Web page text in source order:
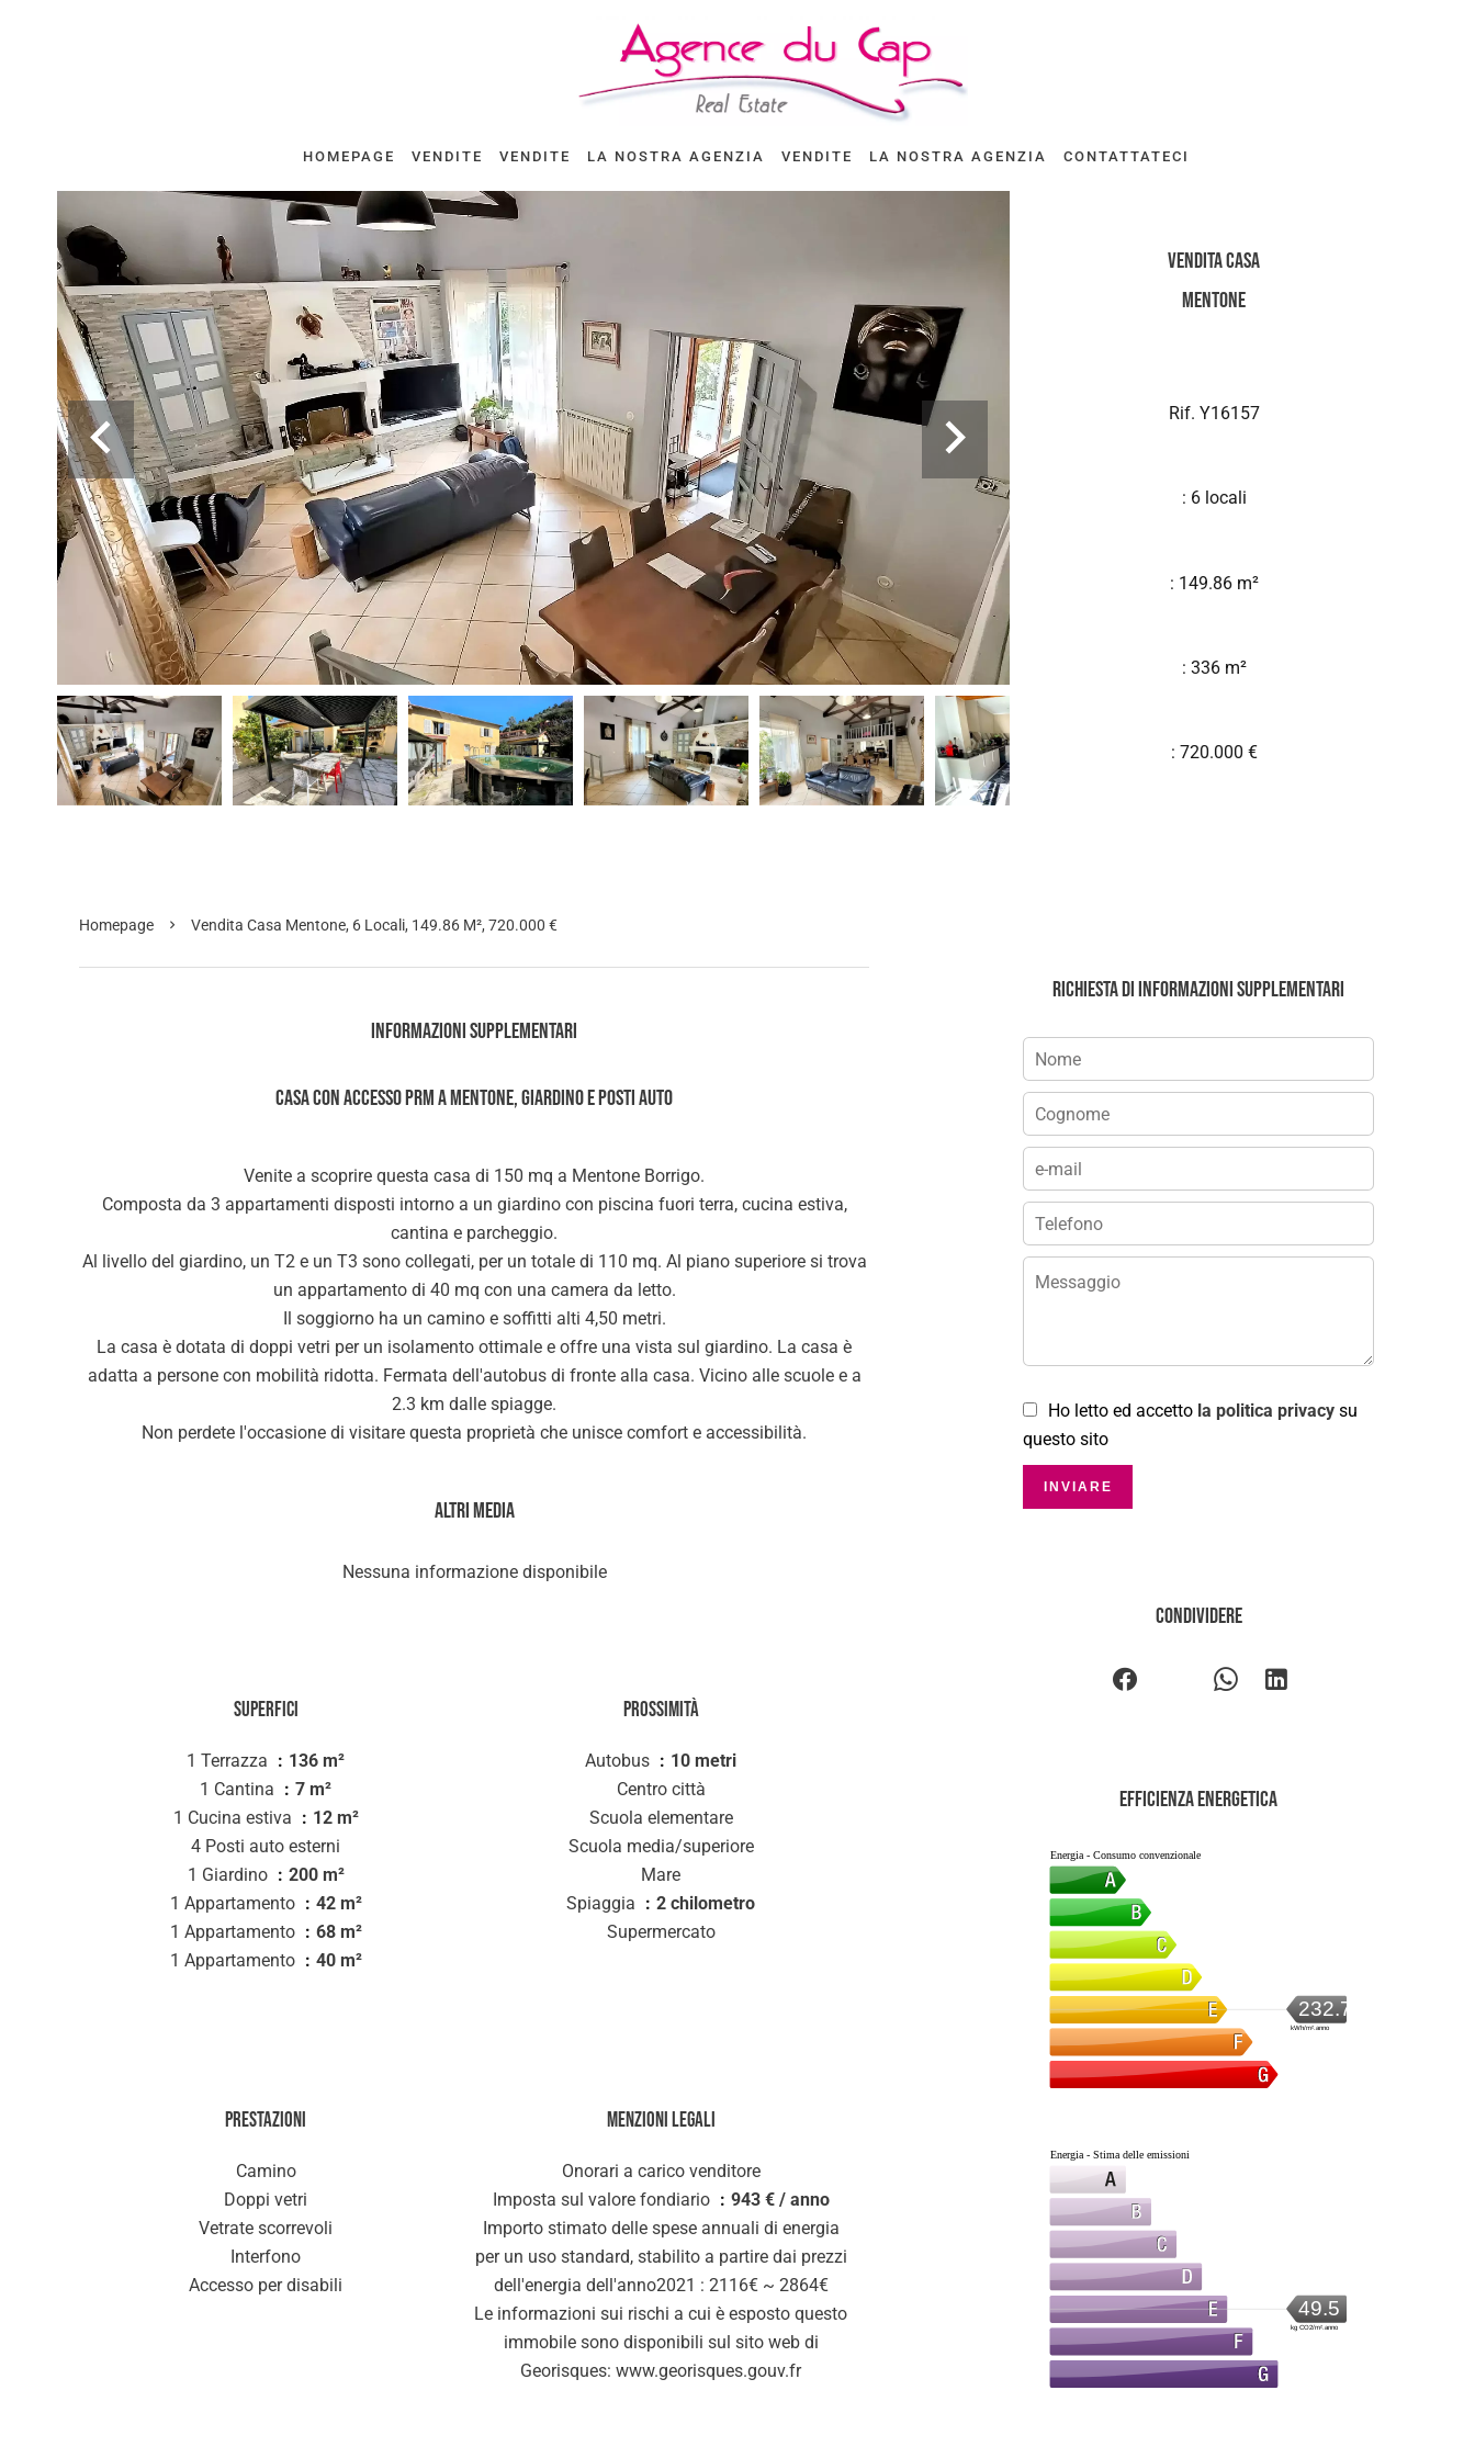
HOMEPAGE VENDITE VENDITE LA NOSTRA AGENZIA VENDITE LA NOSTRA AGENZIA CONTATTATECI
Vendita Casa
Mentone
Rif. Y16157
: 6 locali
: 149.86 m²
: 336 m²
: 720.000 €
Homepage Vendita Casa Mentone, 6 Locali, 149.86 M², 720.000 €
Informazioni supplementari
Casa con accesso PRM a Mentone, giardino e posti auto
Venite a scoprire questa casa di 150 mq a Mentone Borrigo.
Composta da 3 appartamenti disposti intorno a un giardino con piscina fuori terra, cucina estiva,
cantina e parcheggio.
Al livello del giardino, un T2 e un T3 sono collegati, per un totale di 110 mq. Al piano superiore si trova
un appartamento di 40 mq con una camera da letto.
Il soggiorno ha un camino e soffitti alti 4,50 metri.
La casa è dotata di doppi vetri per un isolamento ottimale e offre una vista sul giardino. La casa è
adatta a persone con mobilità ridotta. Fermata dell'autobus di fronte alla casa. Vicino alle scuole e a
2.3 km dalle spiagge.
Non perdete l'occasione di visitare questa proprietà che unisce comfort e accessibilità.
Altri media
Nessuna informazione disponibile
Superfici
1 Terrazza
136 m²
1 Cantina
7 m²
1 Cucina estiva
12 m²
4 Posti auto esterni
1 Giardino
200 m²
1 Appartamento
42 m²
1 Appartamento
68 m²
1 Appartamento
40 m²
Prossimità
Autobus
10 metri
Centro città
Scuola elementare
Scuola media/superiore
Mare
Spiaggia
2 chilometro
Supermercato
Prestazioni
Camino
Doppi vetri
Vetrate scorrevoli
Interfono
Accesso per disabili
Menzioni legali
Onorari a carico venditore
Imposta sul valore fondiario
943 € / anno
Importo stimato delle spese annuali di energia
per un uso standard, stabilito a partire dai prezzi
dell'energia dell'anno2021 : 2116€ ~ 2864€
Le informazioni sui rischi a cui è esposto questo
immobile sono disponibili sul sito web di
Georisques: www.georisques.gouv.fr
Richiesta di informazioni supplementari
Ho letto ed accetto la politica privacy su
questo sito
INVIARE
Condividere
Efficienza energetica
Energia - Consumo convenzionale
232.7
kWh/m².anno
Energia - Stima delle emissioni
49.5
kg CO2/m².anno